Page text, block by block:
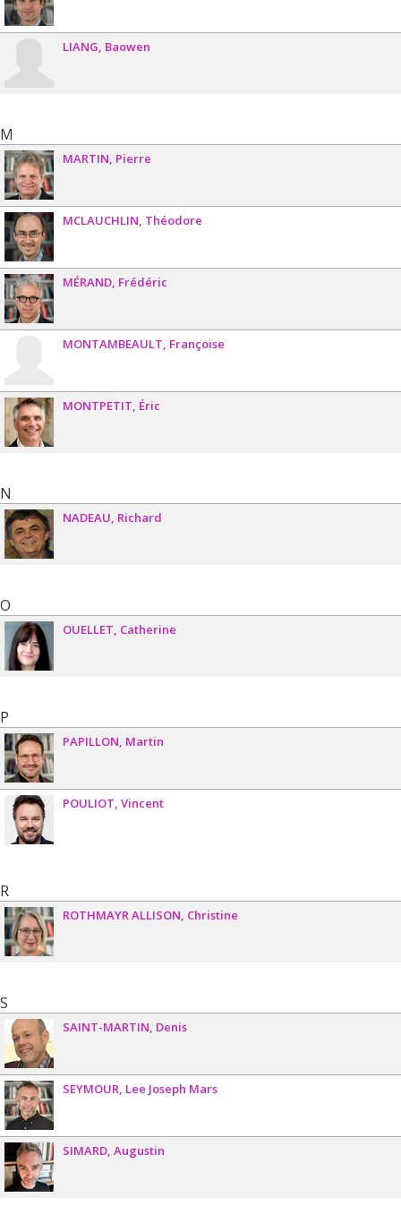
LIANG Baowen
M
MARTIN Pierre
MCLAUCHLIN Théodore
MÉRAND Frédéric
MONTAMBEAULT Françoise
MONTPETIT Éric
N
NADEAU Richard
O
OUELLET Catherine
P
PAPILLON Martin
POULIOT Vincent
R
ROTHMAYR ALLISON Christine
S
SAINT-MARTIN Denis
SEYMOUR Lee Joseph Mars
SIMARD Augustin